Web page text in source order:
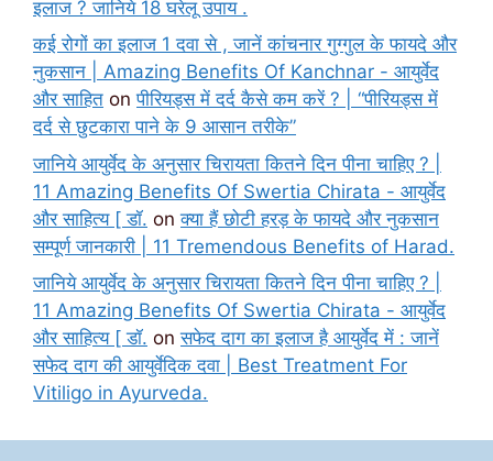
इलाज ? जानिये 18 घरेलू उपाय .
कई रोगों का इलाज 1 दवा से , जानें कांचनार गुग्गुल के फायदे और
नुकसान | Amazing Benefits Of Kanchnar - आयुर्वेद
और साहित onपीरियड्स में दर्द कैसे कम करें ? | “पीरियड्स में
दर्द से छुटकारा पाने के 9 आसान तरीके”
जानिये आयुर्वेद के अनुसार चिरायता कितने दिन पीना चाहिए ? |
11 Amazing Benefits Of Swertia Chirata - आयुर्वेद
और साहित्य [ डॉ. onक्या हैं छोटी हरड़ के फायदे और नुकसान
सम्पूर्ण जानकारी | 11 Tremendous Benefits of Harad.
जानिये आयुर्वेद के अनुसार चिरायता कितने दिन पीना चाहिए ? |
11 Amazing Benefits Of Swertia Chirata - आयुर्वेद
और साहित्य [ डॉ. onसफेद दाग का इलाज है आयुर्वेद में : जानें
सफेद दाग की आयुर्वेदिक दवा | Best Treatment For
Vitiligo in Ayurveda.